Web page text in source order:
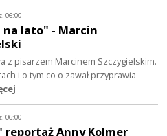
06:00
na lato" - Marcin
z pisarzem Marcinem Szczygielskim.
i o tym co o zawał przyprawia
06:00
reportaż Anny Kolmer